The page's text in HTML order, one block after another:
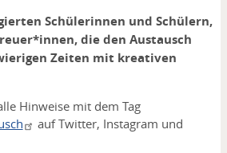
Schülerinnen und Schülern,
die den Austausch
Zeiten mit kreativen
Hinweise mit dem Tag
auf Twitter, Instagram und